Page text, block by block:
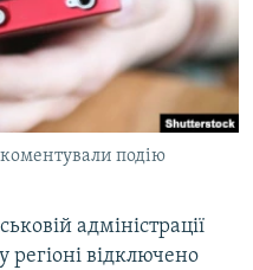
подію
адміністрації
регіоні відключено